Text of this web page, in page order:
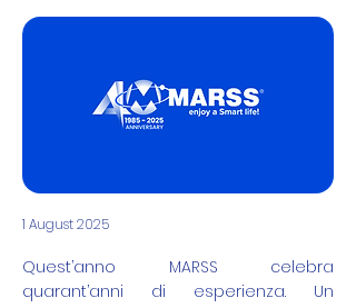
1 August 2025
Quest’anno MARSS celebra
quarant’anni di esperienza. Un